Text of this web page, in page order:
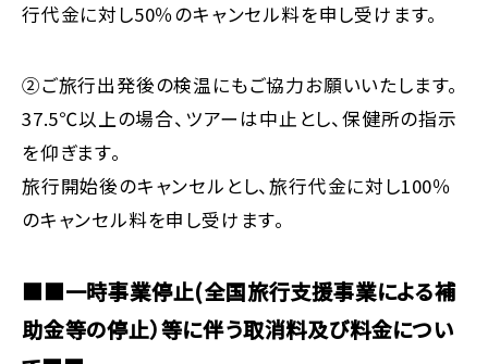
行代金に対し50％のキャンセル料を申し受けます。
②ご旅行出発後の検温にもご協力お願いいたします。
37.5℃以上の場合、ツアーは中止とし、保健所の指示
を仰ぎます。
旅行開始後のキャンセルとし、旅行代金に対し100％
のキャンセル料を申し受けます。
■■一時事業停止(全国旅行支援事業による補
助金等の停止）等に伴う取消料及び料金につい